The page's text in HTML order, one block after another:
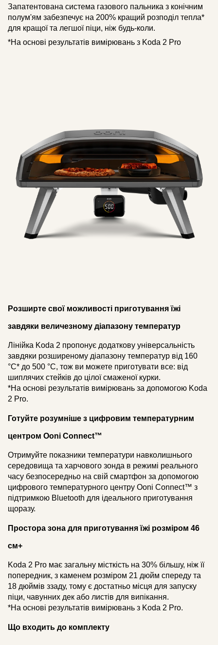
Запатентована система газового пальника з конічним
полум'ям забезпечує на 200% кращий розподіл тепла*
для кращої та легшої піци, ніж будь-коли.
*На основі результатів вимірювань з Koda 2 Pro
Розширте свої можливості приготування їжі
завдяки величезному діапазону температур
Лінійка Koda 2 пропонує додаткову універсальність
завдяки розширеному діапазону температур від 160
°C* до 500 °C, тож ви можете приготувати все: від
шиплячих стейків до цілої смаженої курки.
*На основі результатів вимірювань за допомогою Koda
2 Pro.
Готуйте розумніше з цифровим температурним
центром Ooni Connect™
Отримуйте показники температури навколишнього
середовища та харчового зонда в режимі реального
часу безпосередньо на свій смартфон за допомогою
цифрового температурного центру Ooni Connect™ з
підтримкою Bluetooth для ідеального приготування
щоразу.
Простора зона для приготування їжі розміром 46
см+
Koda 2 Pro має загальну місткість на 30% більшу, ніж її
попередник, з каменем розміром 21 дюйм спереду та
18 дюймів ззаду, тому є достатньо місця для запуску
піци, чавунних дек або листів для випікання.
*На основі результатів вимірювань з Koda 2 Pro.
Що входить до комплекту